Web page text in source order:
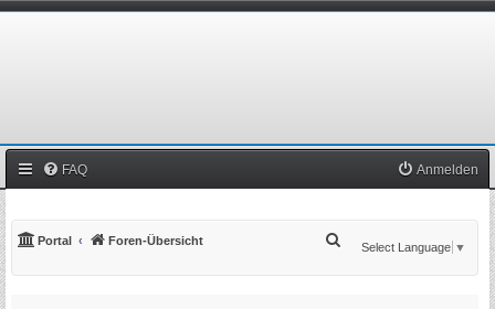
FAQ Anmelden
Portal Foren-Übersicht
Select Language ▼